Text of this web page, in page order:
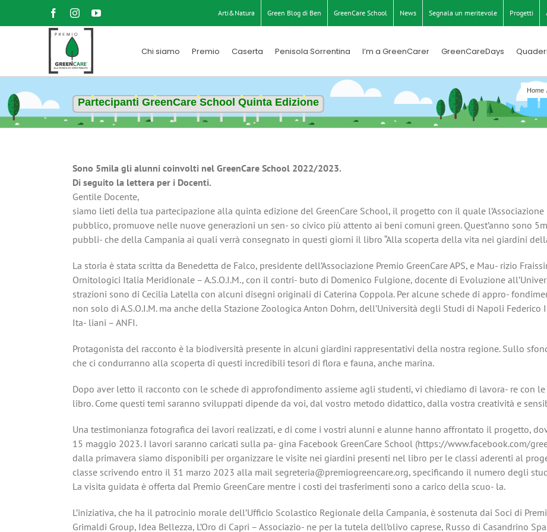
FacebookInstagramYouTube Arti&Natura Green Blog di Ben GreenCare School News Segnala un meritevole Progetti
Chi siamo Premio Caserta Penisola Sorrentina I’m a GreenCarer GreenCareDays
Partecipanti GreenCare School Quinta Edizione
Home
Sono 5mila gli alunni coinvolti nel GreenCare School 2022/2023.
Di seguito la lettera per i Docenti.
Gentile Docente,
siamo lieti della tua partecipazione alla quinta edizione del GreenCare School, il progetto con il quale l’Associazione
pubblico, promuove nelle nuove generazioni un sen- so civico più attento ai beni comuni green. Quest’anno sono
pubbli- che della Campania ai quali verrà consegnato in questi giorni il libro “Alla scoperta della vita nei giardini
La storia è stata scritta da Benedetta de Falco, presidente dell’Associazione Premio GreenCare APS, e Mau- rizio
Ornitologici Italia Meridionale – A.S.O.I.M., con il contri- buto di Domenico Fulgione, docente di Evoluzione
strazioni sono di Cecilia Latella con alcuni disegni originali di Caterina Coppola. Per alcune schede di appro-
non solo di A.S.O.I.M. ma anche della Stazione Zoologica Anton Dohrn, dell’Università degli Studi di Napoli Federico
Ita- liani – ANFI.
Protagonista del racconto è la biodiversità presente in alcuni giardini rappresentativi della nostra regione. Sullo
che ci condurranno alla scoperta di questi incredibili tesori di flora e fauna, anche marina.
Dopo aver letto il racconto con le schede di approfondimento assieme agli studenti, vi chiediamo di lavora- re con
libro. Come questi temi saranno sviluppati dipende da voi, dal vostro metodo didattico, dalla vostra creatività e
Una testimonianza fotografica dei lavori realizzati, e di come i vostri alunni e alunne hanno affrontato il progetto,
15 maggio 2023. I lavori saranno caricati sulla pa- gina Facebook GreenCare School (https://www.facebook.com/
dalla primavera siamo disponibili per organizzare le visite nei giardini presenti nel libro per le classi aderenti al
classe scrivendo entro il 31 marzo 2023 alla mail segreteria@premiogreencare.org, specificando il numero degli
La visita guidata è offerta dal Premio GreenCare mentre i costi dei trasferimenti sono a carico della scuo- la.
L’iniziativa, che ha il patrocinio morale dell’Ufficio Scolastico Regionale della Campania, è sostenuta dai Soci di
Grimaldi Group, Idea Bellezza, L’Oro di Capri – Associazio- ne per la tutela dell’olivo caprese, Russo di Casandrino